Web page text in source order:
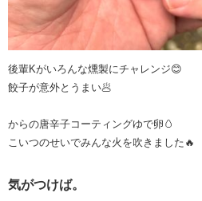
後輩Kがいろんな燻製にチャレンジ😊
餃子が意外とうまい🥟
からの唐辛子コーティングゆで卵🥚
こいつのせいでみんな火を吹きました🔥
気がつけば。